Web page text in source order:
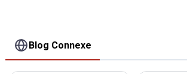
Blog Connexe